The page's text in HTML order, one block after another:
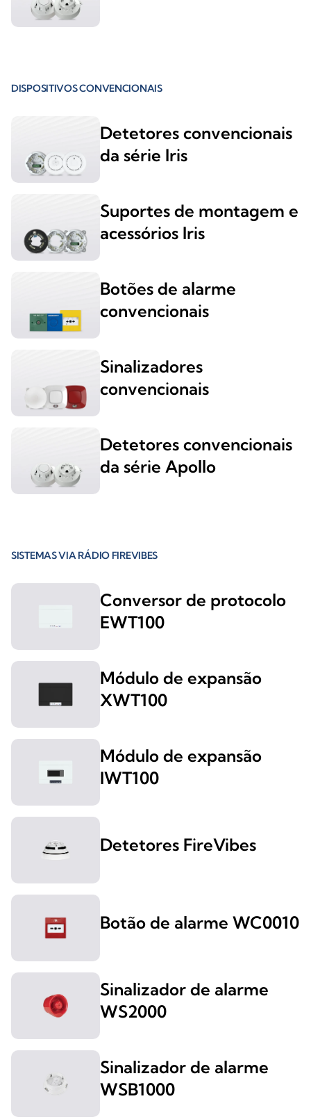
DISPOSITIVOS CONVENCIONAIS
Detetores convencionais
da série Iris
Suportes de montagem e
acessórios Iris
Botões de alarme
convencionais
Sinalizadores
convencionais
Detetores convencionais
da série Apollo
SISTEMAS VIA RÁDIO FIREVIBES
Conversor de protocolo
EWT100
Módulo de expansão
XWT100
Módulo de expansão
IWT100
Detetores FireVibes
Botão de alarme WC0010
Sinalizador de alarme
WS2000
Sinalizador de alarme
WSB1000